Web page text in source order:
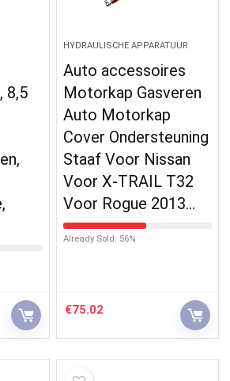
8,5
HYDRAULISCHE APPARATUUR
Auto accessoires
Motorkap Gasveren
Auto Motorkap
Cover Ondersteuning
Staaf Voor Nissan
Voor X-TRAIL T32
Voor Rogue 2013…
Already Sold: 56%
€75.02